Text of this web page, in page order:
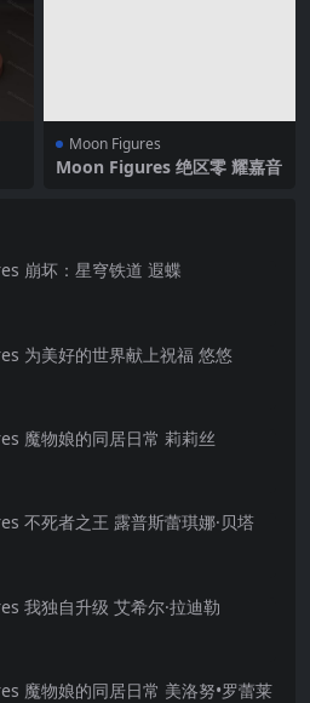
Moon Figures
Moon Figures 绝区零 耀嘉音
崩坏：星穹铁道 遐蝶
为美好的世界献上祝福 悠悠
魔物娘的同居日常 莉莉丝
不死者之王 露普斯蕾琪娜·贝塔
我独自升级 艾希尔·拉迪勒
魔物娘的同居日常 美洛努•罗蕾莱